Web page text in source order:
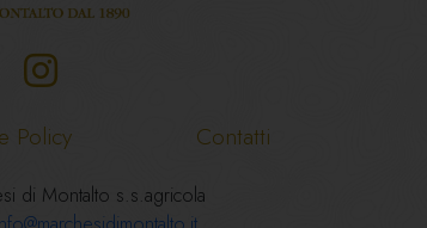
Policy Contatti
di Montalto s.s.agricola